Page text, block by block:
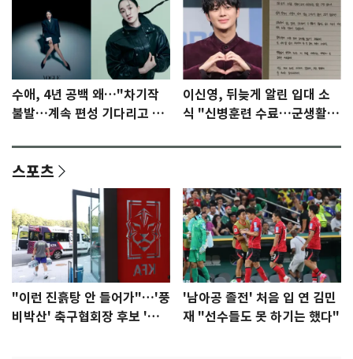
수애, 4년 공백 왜…"차기작
불발…계속 편성 기다리고 있
이신영, 뒤늦게 알린 입대 소
식 "신병훈련 수료…군생활
스포츠
"이런 진흙탕 안 들어가"…'풍
비박산' 축구협회장 후보 '실
'남아공 졸전' 처음 입 연 김민
재 "선수들도 못 하기는 했다"